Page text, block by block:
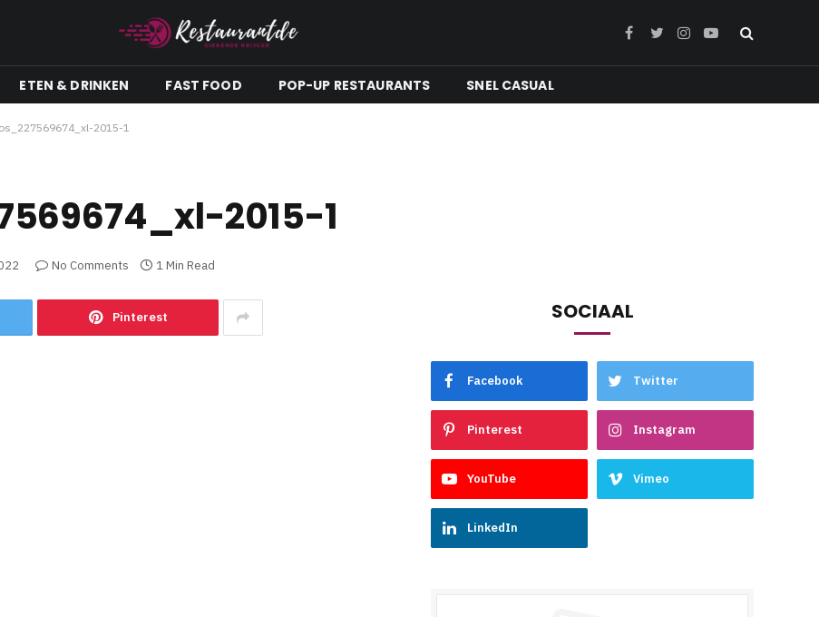
Facebook
TwitterInstagram
YouTube
ETEN & DRINKEN FAST FOOD POP-UP RESTAURANTS SNEL CASUAL
2015-1
2015-1
No Comments 1 Min Read
Pinterest SOCIAAL
Facebook Twitter
Pinterest Instagram
YouTube Vimeo
LinkedIn